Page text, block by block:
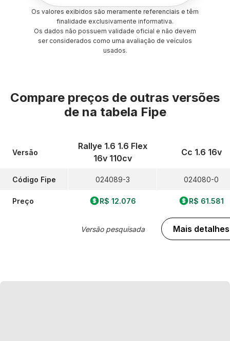
Os valores exibidos são meramente referenciais e têm
finalidade exclusivamente informativa.
Os dados não possuem validade oficial e não devem
ser considerados como uma avaliação de veículos
usados.
Compare preços de outras versões
de na tabela Fipe
Versão
Código Fipe
Preço
Rallye 1.6 1.6 Flex
16v 110cv
024089-3
R$ 12.076
Versão pesquisada
Cc 1.6 16v
024080-0
R$ 61.581
Mais detalhes